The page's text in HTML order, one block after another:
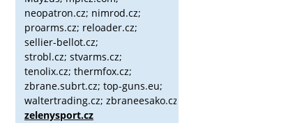
neopatron.cz; nimrod.cz;
proarms.cz; reloader.cz;
sellier-bellot.cz;
strobl.cz; stvarms.cz;
tenolix.cz; thermfox.cz;
zbrane.subrt.cz; top-guns.eu;
waltertrading.cz; zbraneesako.cz;
zelenysport.cz